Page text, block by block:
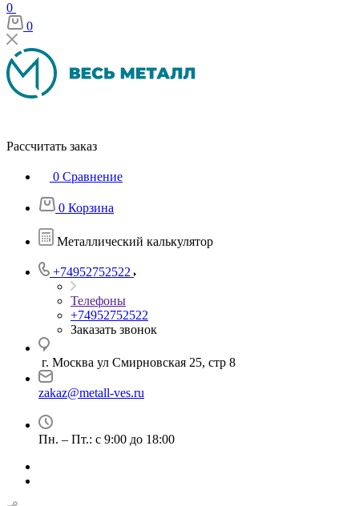
0
0
Рассчитать заказ
0 Сравнение
0 Корзина
Металлический калькулятор
+74952752522
Телефоны
+74952752522
Заказать звонок
г. Москва ул Смирновская 25, стр 8
zakaz@metall-ves.ru
Пн. – Пт.: с 9:00 до 18:00